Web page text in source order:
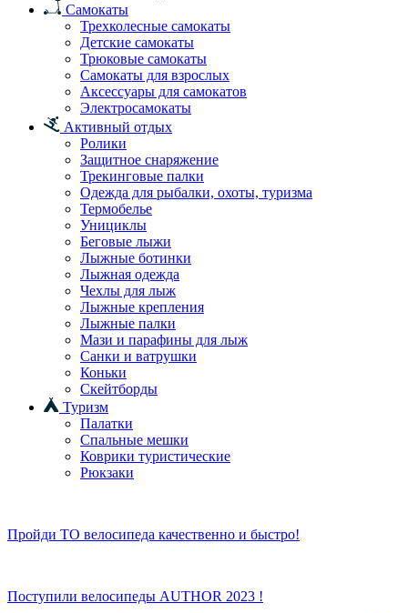
Самокаты
Трехколесные самокаты
Детские самокаты
Трюковые самокаты
Самокаты для взрослых
Аксессуары для самокатов
Электроcамокаты
Активный отдых
Ролики
Защитное снаряжение
Трекинговые палки
Одежда для рыбалки, охоты, туризма
Термобелье
Унициклы
Беговые лыжи
Лыжные ботинки
Лыжная одежда
Чехлы для лыж
Лыжные крепления
Лыжные палки
Мази и парафины для лыж
Санки и ватрушки
Коньки
Скейтборды
Туризм
Палатки
Спальные мешки
Коврики туристические
Рюкзаки
Пройди ТО велосипеда качественно и быстро!
Поступили велосипеды AUTHOR 2023 !